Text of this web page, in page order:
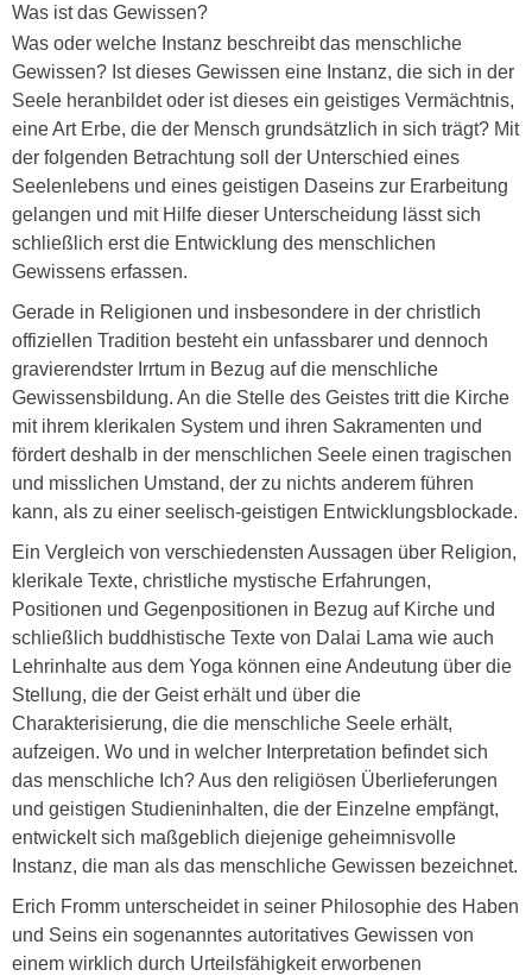
Was ist das Gewissen?
Was oder welche Instanz beschreibt das menschliche
Gewissen? Ist dieses Gewissen eine Instanz, die sich in der
Seele heranbildet oder ist dieses ein geistiges Vermächtnis,
eine Art Erbe, die der Mensch grundsätzlich in sich trägt? Mit
der folgenden Betrachtung soll der Unterschied eines
Seelenlebens und eines geistigen Daseins zur Erarbeitung
gelangen und mit Hilfe dieser Unterscheidung lässt sich
schließlich erst die Entwicklung des menschlichen
Gewissens erfassen.
Gerade in Religionen und insbesondere in der christlich
offiziellen Tradition besteht ein unfassbarer und dennoch
gravierendster Irrtum in Bezug auf die menschliche
Gewissensbildung. An die Stelle des Geistes tritt die Kirche
mit ihrem klerikalen System und ihren Sakramenten und
fördert deshalb in der menschlichen Seele einen tragischen
und misslichen Umstand, der zu nichts anderem führen
kann, als zu einer seelisch-geistigen Entwicklungsblockade.
Ein Vergleich von verschiedensten Aussagen über Religion,
klerikale Texte, christliche mystische Erfahrungen,
Positionen und Gegenpositionen in Bezug auf Kirche und
schließlich buddhistische Texte von Dalai Lama wie auch
Lehrinhalte aus dem Yoga können eine Andeutung über die
Stellung, die der Geist erhält und über die
Charakterisierung, die die menschliche Seele erhält,
aufzeigen. Wo und in welcher Interpretation befindet sich
das menschliche Ich? Aus den religiösen Überlieferungen
und geistigen Studieninhalten, die der Einzelne empfängt,
entwickelt sich maßgeblich diejenige geheimnisvolle
Instanz, die man als das menschliche Gewissen bezeichnet.
Erich Fromm unterscheidet in seiner Philosophie des Haben
und Seins ein sogenanntes autoritatives Gewissen von
einem wirklich durch Urteilsfähigkeit erworbenen